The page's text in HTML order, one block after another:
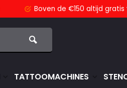
Boven de €150 altijd gratis
TATTOOMACHINES